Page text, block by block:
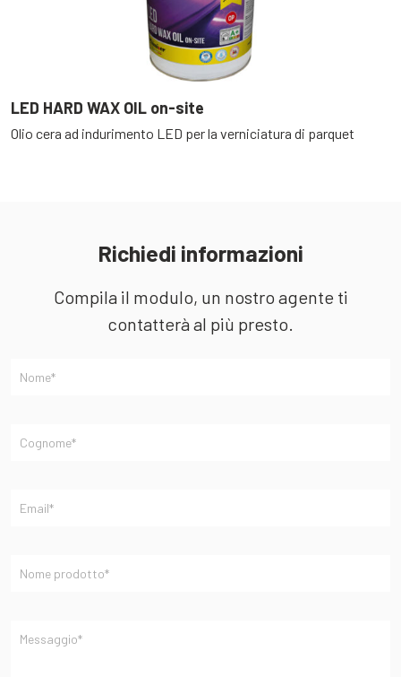
LED HARD WAX OIL on-site
Olio cera ad indurimento LED per la verniciatura di parquet
Richiedi informazioni
Compila il modulo, un nostro agente ti
contatterà al più presto.